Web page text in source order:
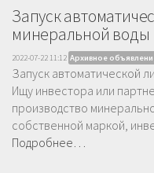
Запуск
минеральной воды
2022-07-22 11:12 Архивное
Запуск автоматической
Ищу инвестора или
производство
собственной маркой,
Подробнее…